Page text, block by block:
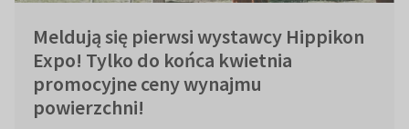
Meldują się pierwsi wystawcy Hippikon
Expo! Tylko do końca kwietnia
promocyjne ceny wynajmu
powierzchni!